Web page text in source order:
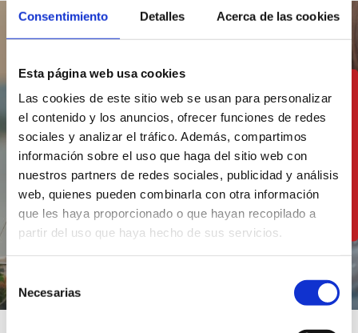
Consentimiento Detalles Acerca de las cookies
Esta página web usa cookies
Las cookies de este sitio web se usan para personalizar
el contenido y los anuncios, ofrecer funciones de redes
sociales y analizar el tráfico. Además, compartimos
información sobre el uso que haga del sitio web con
nuestros partners de redes sociales, publicidad y análisis
web, quienes pueden combinarla con otra información
que les haya proporcionado o que hayan recopilado a
partir del uso que haya hecho de sus servicios.
Selección
de
consentimiento
Necesarias
Profitez de notre
cuisine à deux pas de
la mer
VOIR LES RESTAURANTS